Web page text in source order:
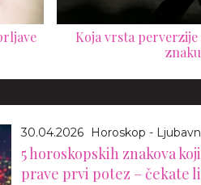
Koja vrsta perverzije
30.04.2026 Horoskop -
5 horoskopskih znakova
prave prvi potez – čekate